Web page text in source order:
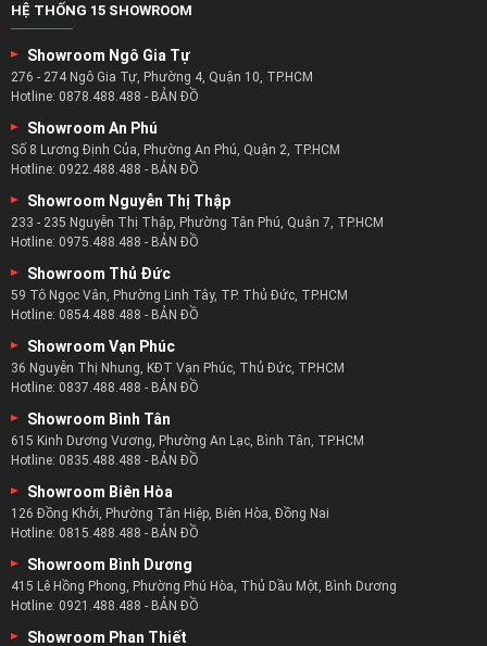
HỆ THỐNG 15 SHOWROOM
Showroom Ngô Gia Tự
276 - 274 Ngô Gia Tự, Phường 4, Quận 10, TP.HCM
Hotline: 0878.488.488 - BẢN ĐỒ
Showroom An Phú
Số 8 Lương Định Của, Phường An Phú, Quận 2, TP.HCM
Hotline: 0922.488.488 - BẢN ĐỒ
Showroom Nguyễn Thị Thập
233 - 235 Nguyễn Thị Thập, Phường Tân Phú, Quận 7, TP.HCM
Hotline: 0975.488.488 - BẢN ĐỒ
Showroom Thủ Đức
59 Tô Ngọc Vân, Phường Linh Tây, TP. Thủ Đức, TP.HCM
Hotline: 0854.488.488 - BẢN ĐỒ
Showroom Vạn Phúc
36 Nguyễn Thị Nhung, KĐT Vạn Phúc, Thủ Đức, TP.HCM
Hotline: 0837.488.488 - BẢN ĐỒ
Showroom Bình Tân
615 Kinh Dương Vương, Phường An Lạc, Bình Tân, TP.HCM
Hotline: 0835.488.488 - BẢN ĐỒ
Showroom Biên Hòa
126 Đồng Khởi, Phường Tân Hiệp, Biên Hòa, Đồng Nai
Hotline: 0815.488.488 - BẢN ĐỒ
Showroom Bình Dương
415 Lê Hồng Phong, Phường Phú Hòa, Thủ Dầu Một, Bình Dương
Hotline: 0921.488.488 - BẢN ĐỒ
Showroom Phan Thiết